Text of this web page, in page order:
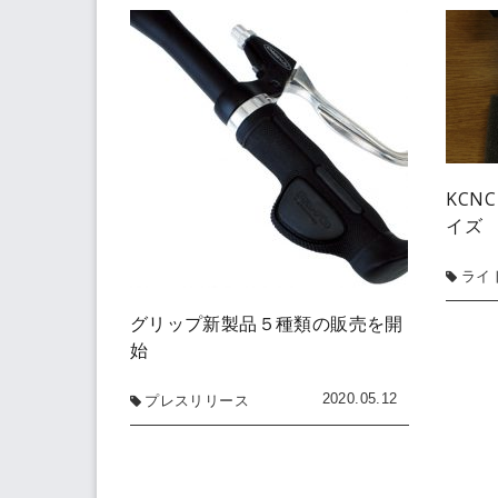
グリップ新製品５種類の販売を開
始
プレスリリース 2020.05.12
イズ
ライ